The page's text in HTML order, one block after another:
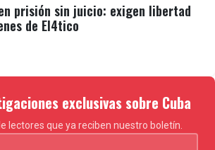
prisión sin juicio: exigen libertad
de El4tico
exclusivas sobre Cuba
lectores que ya reciben nuestro boletín.